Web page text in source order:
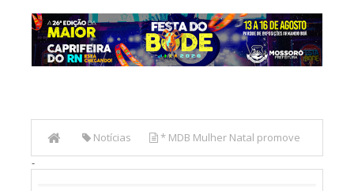
Notícias * MDB Mulher Natal promove
encontro com lideranças e lançamento coletivo de pré-
-